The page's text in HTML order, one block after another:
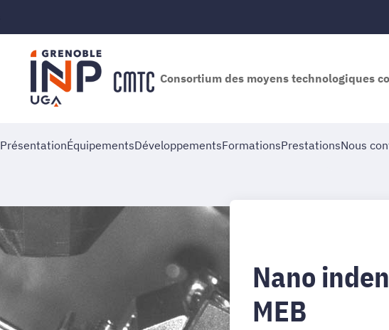
Consortium des moyens technologiques
PrésentationÉquipementsDéveloppementsFormationsPrestationsNous
Nano
MEB